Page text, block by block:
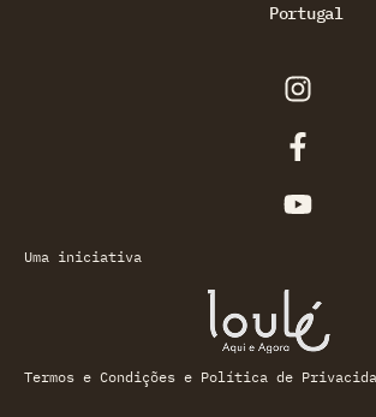
Portugal
Uma iniciativa
Termos e Condições e Política de